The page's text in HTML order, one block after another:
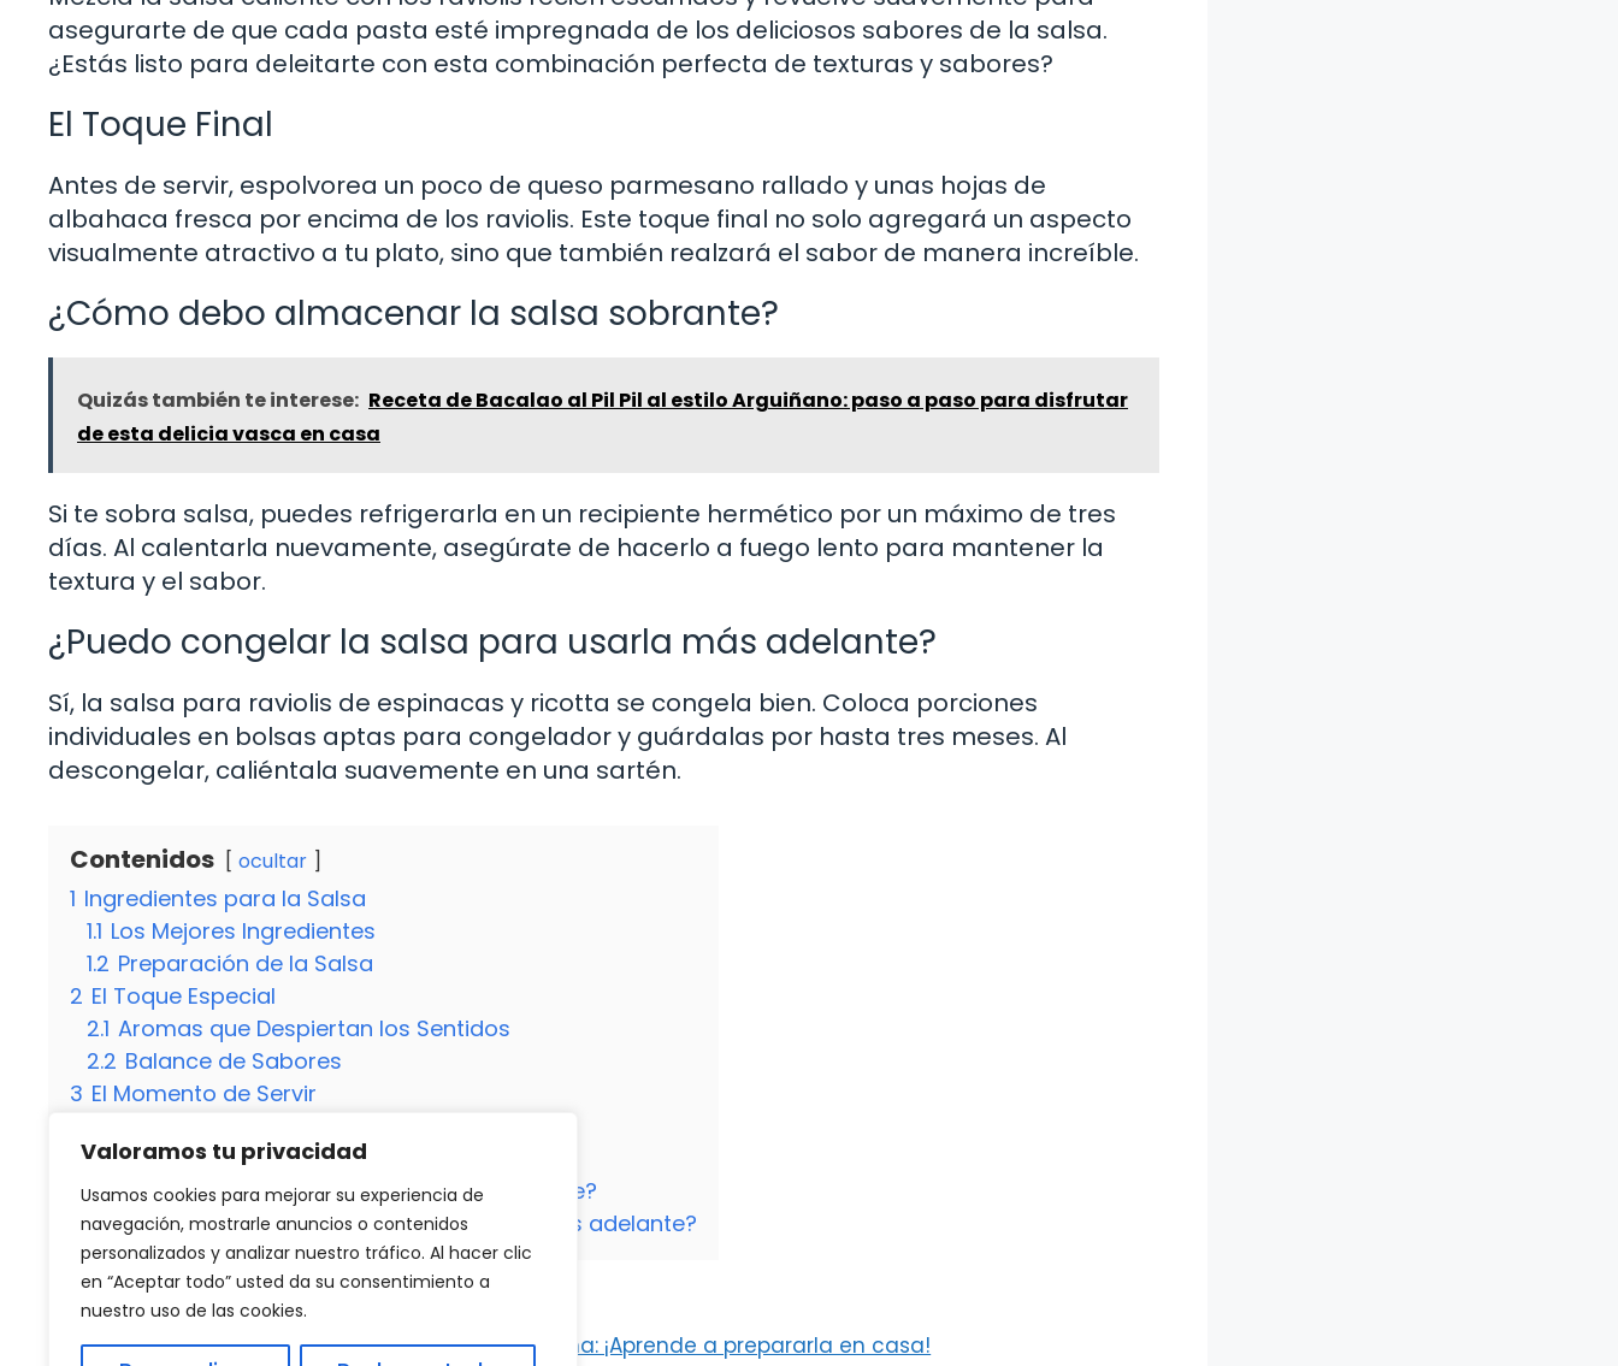
Valoramos tu privacidad
Usamos cookies para mejorar su experiencia de
navegación, mostrarle anuncios o contenidos
personalizados y analizar nuestro tráfico. Al hacer clic
en “Aceptar todo” usted da su consentimiento a
nuestro uso de las cookies.
asegurarte de que cada pasta esté impregnada de los deliciosos sabores de la salsa.
¿Estás listo para deleitarte con esta combinación perfecta de texturas y sabores?
El Toque Final
Antes de servir, espolvorea un poco de queso parmesano rallado y unas hojas de
albahaca fresca por encima de los raviolis. Este toque final no solo agregará un aspecto
visualmente atractivo a tu plato, sino que también realzará el sabor de manera increíble.
¿Cómo debo almacenar la salsa sobrante?
Quizás también te interese: Receta de Bacalao al Pil Pil al estilo Arguiñano: paso a paso para disfrutar
de esta delicia vasca en casa
Si te sobra salsa, puedes refrigerarla en un recipiente hermético por un máximo de tres
días. Al calentarla nuevamente, asegúrate de hacerlo a fuego lento para mantener la
textura y el sabor.
¿Puedo congelar la salsa para usarla más adelante?
Sí, la salsa para raviolis de espinacas y ricotta se congela bien. Coloca porciones
individuales en bolsas aptas para congelador y guárdalas por hasta tres meses. Al
descongelar, caliéntala suavemente en una sartén.
Contenidos ocultar
1 Ingredientes para la Salsa
1.1 Los Mejores Ingredientes
1.2 Preparación de la Salsa
2 El Toque Especial
2.1 Aromas que Despiertan los Sentidos
2.2 Balance de Sabores
3 El Momento de Servir
3.2 El Toque Final
3.3 ¿Cómo debo almacenar la salsa sobrante?
3.4 ¿Puedo congelar la salsa para usarla más adelante?
Categorías
Recetas
Deliciosa receta de salsa para atún a la plancha: ¡Aprende a prepararla en casa!